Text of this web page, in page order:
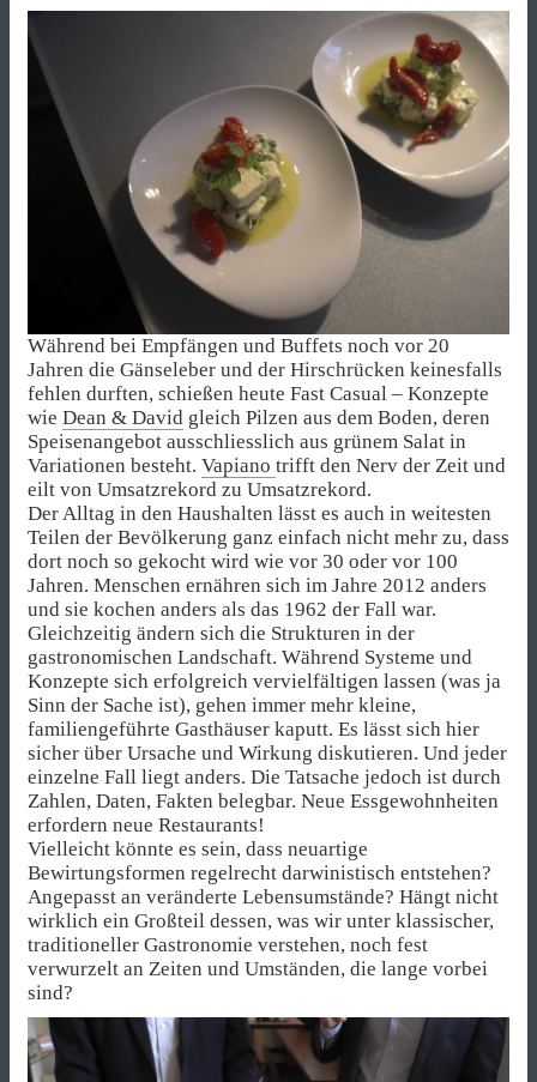
Während bei Empfängen und Buffets noch vor 20
Jahren die Gänseleber und der Hirschrücken keinesfalls
fehlen durften, schießen heute Fast Casual – Konzepte
wie Dean & David gleich Pilzen aus dem Boden, deren
Speisenangebot ausschliesslich aus grünem Salat in
Variationen besteht. Vapiano trifft den Nerv der Zeit und
eilt von Umsatzrekord zu Umsatzrekord.
Der Alltag in den Haushalten lässt es auch in weitesten
Teilen der Bevölkerung ganz einfach nicht mehr zu, dass
dort noch so gekocht wird wie vor 30 oder vor 100
Jahren. Menschen ernähren sich im Jahre 2012 anders
und sie kochen anders als das 1962 der Fall war.
Gleichzeitig ändern sich die Strukturen in der
gastronomischen Landschaft. Während Systeme und
Konzepte sich erfolgreich vervielfältigen lassen (was ja
Sinn der Sache ist), gehen immer mehr kleine,
familiengeführte Gasthäuser kaputt. Es lässt sich hier
sicher über Ursache und Wirkung diskutieren. Und jeder
einzelne Fall liegt anders. Die Tatsache jedoch ist durch
Zahlen, Daten, Fakten belegbar. Neue Essgewohnheiten
erfordern neue Restaurants!
Vielleicht könnte es sein, dass neuartige
Bewirtungsformen regelrecht darwinistisch entstehen?
Angepasst an veränderte Lebensumstände? Hängt nicht
wirklich ein Großteil dessen, was wir unter klassischer,
traditioneller Gastronomie verstehen, noch fest
verwurzelt an Zeiten und Umständen, die lange vorbei
sind?